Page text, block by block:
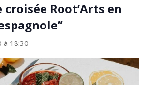
Root’Arts en
à 18:30